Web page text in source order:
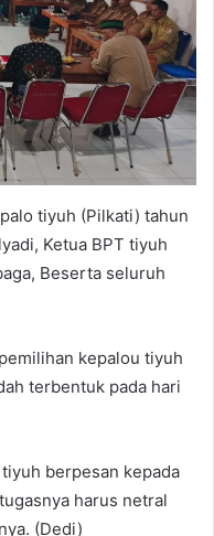
tiyuh (Pilkati) tahun
Ketua BPT tiyuh
Beserta seluruh
kepalou tiyuh
terbentuk pada hari
berpesan kepada
harus netral
(Dedi)